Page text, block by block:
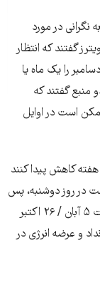
نگرانی در مورد
گفتند که انتظار
را یک ماه یا
منبع گفتند که
است در اوایل
کاهش پیدا کنند
روز دوشنبه، پس
از حمله اسرائیل به ایران بهبود یابد. اسرائیل در حملات ۵ آبان / ۲۶ اکتبر
و عرضه انرژی در